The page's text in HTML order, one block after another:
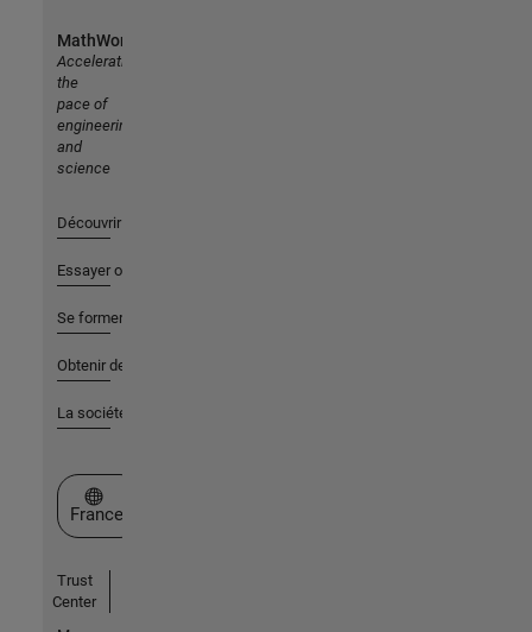
MathWorks
Accelerating
the
pace of
engineering
and
science
Découvrir les produits
Essayer ou acheter
Se former
Obtenir de l'aide
La société
Sélectionner un site web
France
Trust
Center